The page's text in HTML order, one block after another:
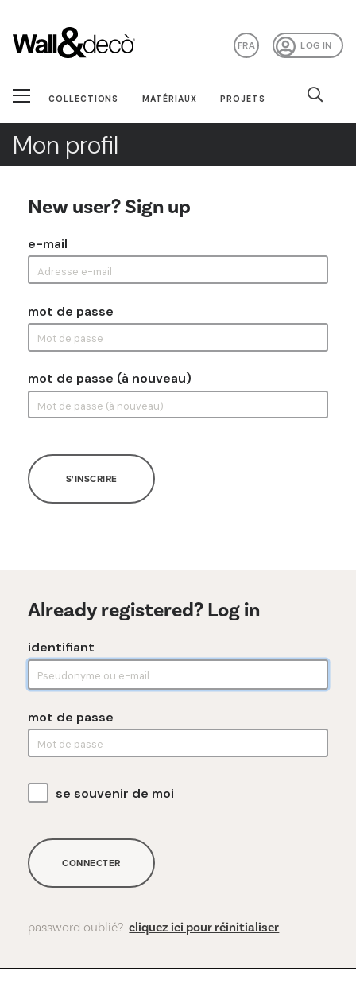
LOG IN
FRA
COLLECTIONS MATÉRIAUX PROJETS
Mon profil
New user? Sign up
e-mail
mot de passe
mot de passe (à nouveau)
S'INSCRIRE
Already registered? Log in
identifiant
mot de passe
se souvenir de moi
CONNECTER
password oublié? cliquez ici pour réinitialiser